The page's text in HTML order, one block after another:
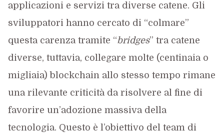
applicazioni e servizi tra diverse catene. Gli
sviluppatori hanno cercato di “colmare”
questa carenza tramite “bridges” tra catene
diverse, tuttavia, collegare molte (centinaia o
migliaia) blockchain allo stesso tempo rimane
una rilevante criticità da risolvere al fine di
favorire un’adozione massiva della
tecnologia. Questo è l’obiettivo del team di